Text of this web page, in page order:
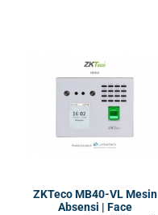
ZKTeco MB40-VL Mesin
Absensi | Face